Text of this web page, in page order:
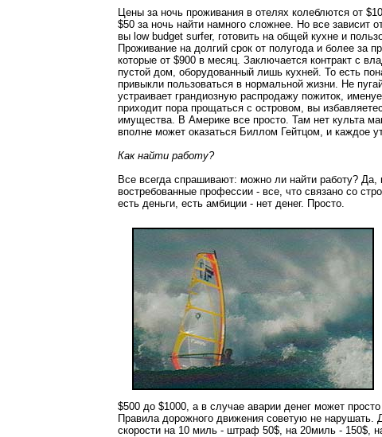
Цены за ночь проживания в отелях колеблются от
$50 за ночь найти намного сложнее. Но все зависит
вы low budget surfer, готовить на общей кухне и
Проживание на долгий срок от полугода и более
которые от $900 в месяц. Заключается контракт с
пустой дом, оборудованный лишь кухней. То есть
привыкли пользоваться в нормальной жизни. Не
устраивает грандиозную распродажу пожиток,
приходит пора прощаться с островом, вы
имущества. В Америке все просто. Там нет культа
вполне может оказаться Биллом Гейтцом, и каждое
Как найти работу?
Все всегда спрашивают: можно ли найти работу?
востребованные профессии - все, что связано со
есть деньги, есть амбиции - нет денег. Просто.
$500 до $1000, а в случае аварии денег может просто
Правила дорожного движения советую не нарушать.
скорости на 10 миль - штраф 50$, на 20миль - 150$,